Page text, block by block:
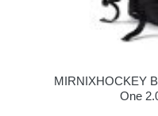
MIRNIXHOCKEY
One